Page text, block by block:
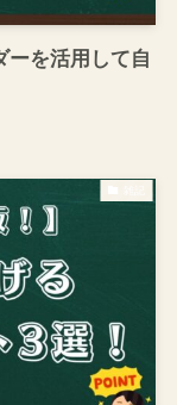
ーを活用して自